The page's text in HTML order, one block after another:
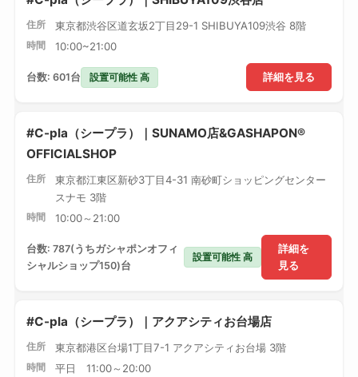
住所 東京都渋谷区道玄坂2丁目29-1 SHIBUYA109渋谷 8階
時間 10:00~21:00
詳細を見る
台数: 601台 設置可能性 高
#C-pla（シープラ）｜SUNAMO店&GASHAPON®
OFFICIALSHOP
住所
東京都江東区新砂3丁目4-31 南砂町ショッピングセンター
スナモ 3階
時間 10:00～21:00
詳細を
見る
台数: 787(うちガシャポンオフィ
シャルショップ150)台
設置可能性 高
#C-pla（シープラ）｜アクアシティお台場店
住所 東京都港区台場1丁目7-1 アクアシティお台場 3階
時間
平日 11:00～20:00